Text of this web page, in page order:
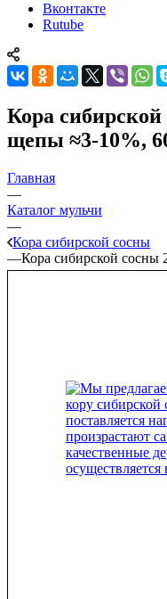
Вконтакте
Rutube
Кора сибирской
щепы ≈3-10%,
Главная
—
Каталог мульчи
—
Кора сибирской сосны
—Кора сибирской сосны